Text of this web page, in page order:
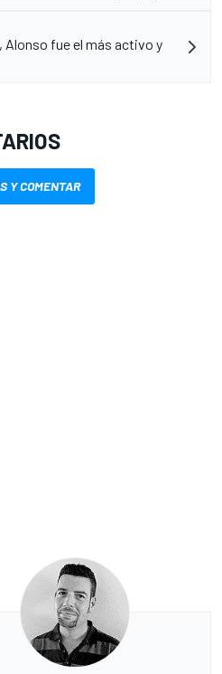
Alonso fue el más activo y
Y COMENTAR